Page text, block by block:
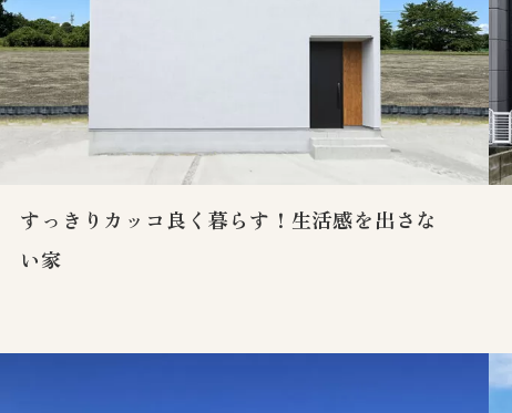
すっきりカッコ良く暮らす！生活感を出さな
い家